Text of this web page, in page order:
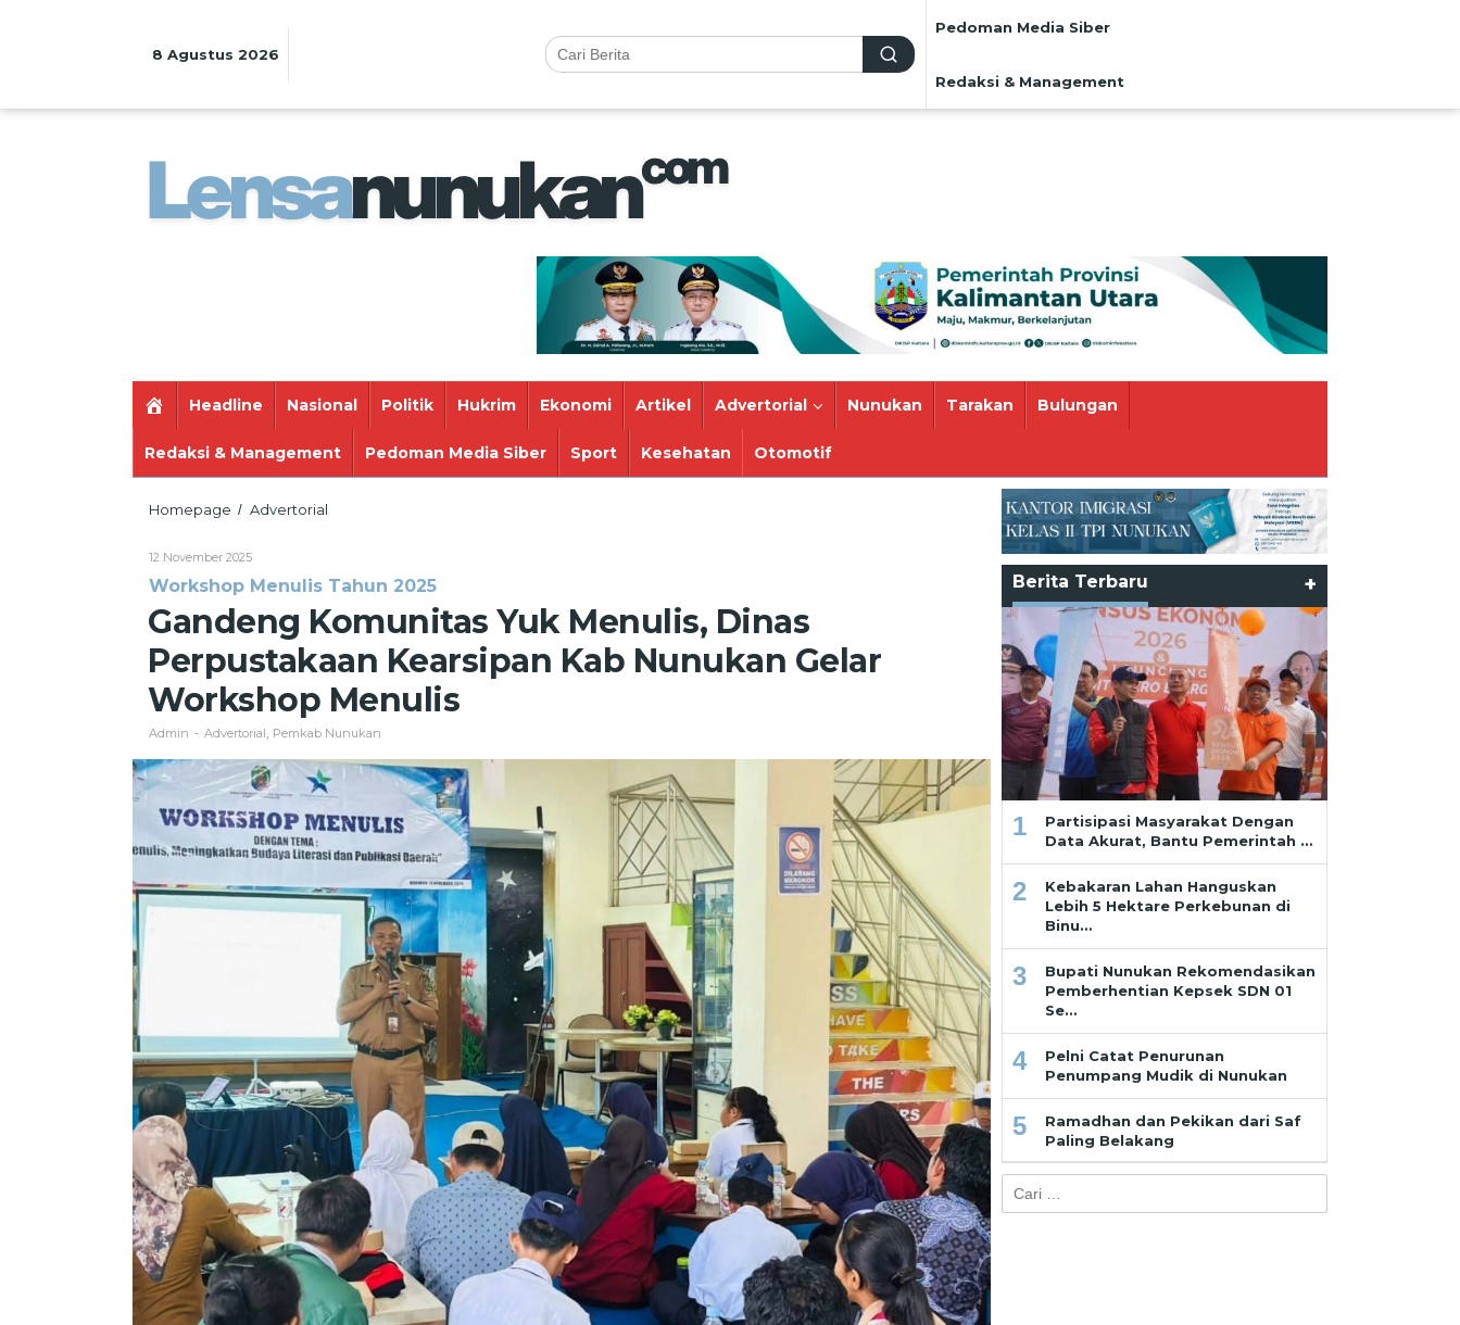
8 Agustus 2026
Pedoman Media Siber
Redaksi & Management
Headline Nasional Politik Hukrim Ekonomi Artikel Advertorial Nunukan Tarakan Bulungan
Redaksi & Management Pedoman Media Siber Sport Kesehatan Otomotif
Homepage / Advertorial
Dinas
Perpustakaan
Kearsipan
Nunukan
Gelar
Workshop
12 November 2025Oleh
Workshop Menulis Tahun 2025
Gandeng Komunitas Yuk Menulis, Dinas
Perpustakaan Kearsipan Kab Nunukan Gelar
Workshop Menulis
Admin - Advertorial Pemkab Nunukan
Berita Terbaru +
1
Partisipasi Masyarakat Dengan
Data Akurat, Bantu Pemerintah …
2
Kebakaran Lahan Hanguskan
Lebih 5 Hektare Perkebunan di
Binu…
3
Bupati Nunukan Rekomendasikan
Pemberhentian Kepsek SDN 01
Se…
4
Pelni Catat Penurunan
Penumpang Mudik di Nunukan
5
Ramadhan dan Pekikan dari Saf
Paling Belakang
untuk: